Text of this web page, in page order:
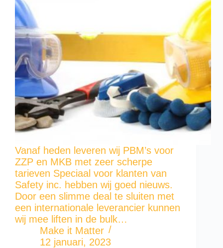
Vanaf heden leveren wij PBM’s voor
ZZP en MKB met zeer scherpe
tarieven Speciaal voor klanten van
Safety inc. hebben wij goed nieuws.
Door een slimme deal te sluiten met
een internationale leverancier kunnen
wij mee liften in de bulk…
Make it Matter
12 januari, 2023